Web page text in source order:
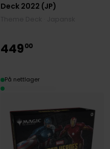
Deck 2022 (JP)
44900
På nettlager